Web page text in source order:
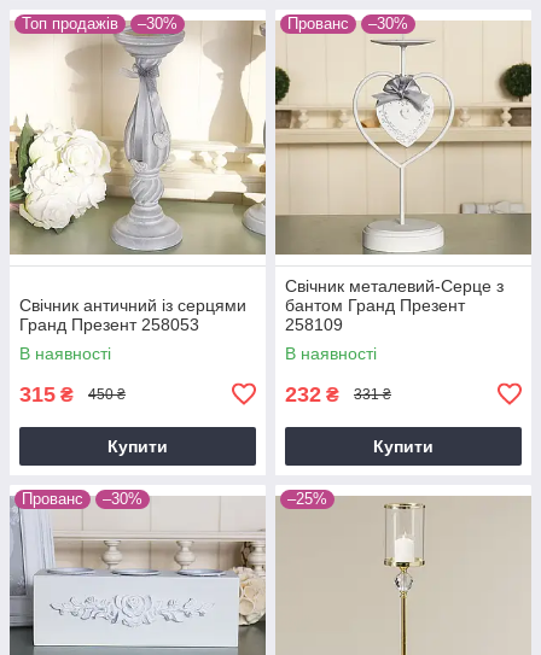
Топ продажів –30%
Свічник античний із серцями
Гранд Презент 258053
В наявності
315 ₴ 450 ₴
Купити
Прованс –30%
Свічник металевий-Серце з
бантом Гранд Презент
258109
В наявності
232 ₴ 331 ₴
Купити
Прованс –30% –25%